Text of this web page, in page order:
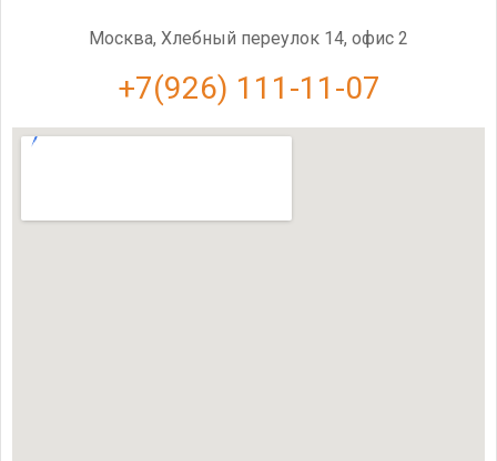
Москва, Хлебный переулок 14, офис 2
+7(926) 111-11-07